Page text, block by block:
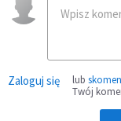
Zaloguj się lub
Twój